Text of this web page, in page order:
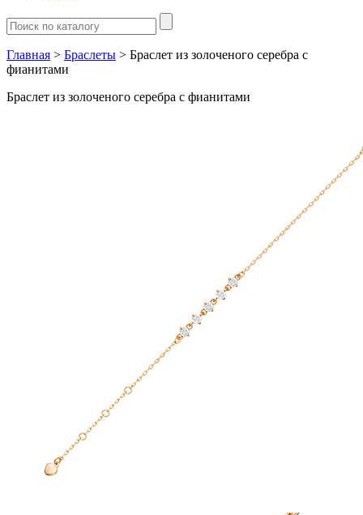
Главная > Браслеты > Браслет из золоченого серебра с
фианитами
Браслет из золоченого серебра с фианитами